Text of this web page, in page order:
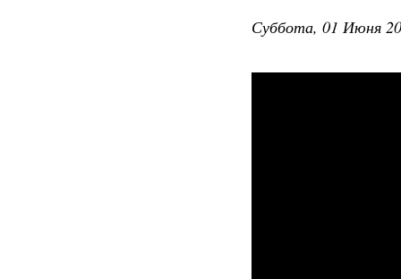
Суббота, 01 Июня